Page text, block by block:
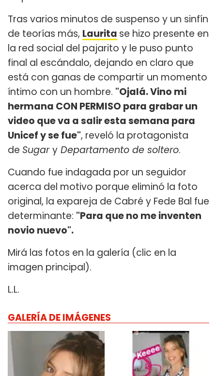
Tras varios minutos de suspenso y un sinfín
de teorías más, Laurita se hizo presente en
la red social del pajarito y le puso punto
final al escándalo, dejando en claro que
está con ganas de compartir un momento
íntimo con un hombre. "Ojalá. Vino mi
hermana CON PERMISO para grabar un
video que va a salir esta semana para
Unicef y se fue", reveló la protagonista
de Sugary Departamento de soltero.
Cuando fue indagada por un seguidor
acerca del motivo porque eliminó la foto
original, la expareja de Cabré y Fede Bal fue
determinante: "Para que no me inventen
novio nuevo".
Mirá las fotos en la galería (clic en la
imagen principal).
L.L.
GALERÍA DE IMÁGENES